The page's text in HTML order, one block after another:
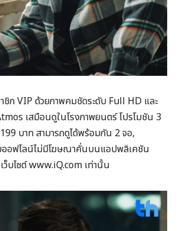
ก VIP ด้วยภาพคมชัดระดับ Full HD และ
เสมือนดูในโรงภาพยนตร์ โปรโมชัน 3
บาท สามารถดูได้พร้อมกัน 2 จอ,
ออฟไลน์ไม่มีโฆษณาคั่นบนแอปพลิเคชัน
ว็บไซต์ www.iQ.com เท่านั้น